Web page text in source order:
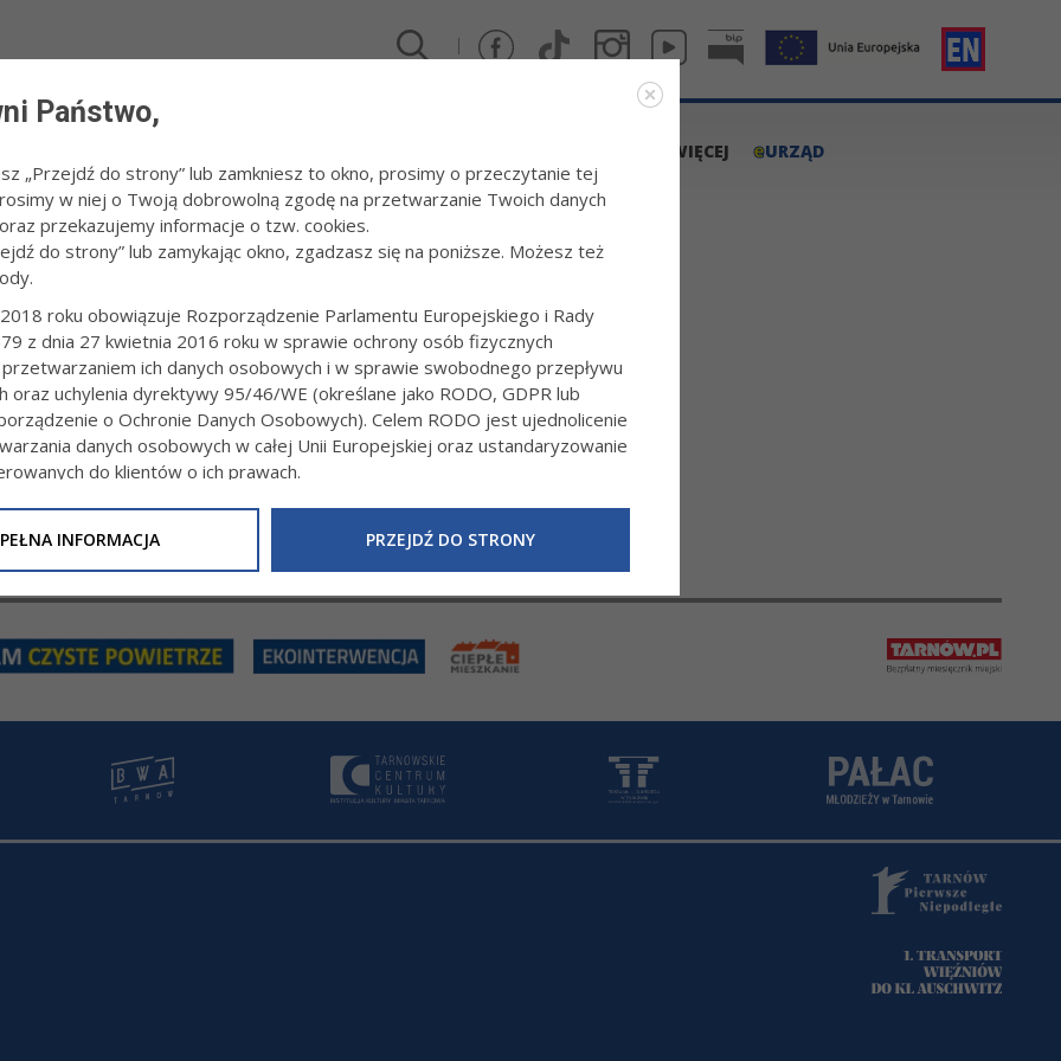
WIĘCEJ eURZĄD
LEKCJE
do zapoznania się z opisem usług na portalu gov.pl
Państwo,
„Przejdź do strony” lub zamkniesz to okno, prosimy o przeczytanie tej
w niej o Twoją dobrowolną zgodę na przetwarzanie Twoich danych
przekazujemy informacje o tzw. cookies.
do strony” lub zamykając okno, zgadzasz się na poniższe. Możesz też
roku obowiązuje Rozporządzenie Parlamentu Europejskiego i Rady
z dnia 27 kwietnia 2016 roku w sprawie ochrony osób fizycznych
ich danych osobowych i w sprawie swobodnego przepływu
oraz uchylenia dyrektywy 95/46/WE (określane jako RODO, GDPR lub
o Ochronie Danych Osobowych). Celem RODO jest ujednolicenie
danych osobowych w całej Unii Europejskiej oraz ustandaryzowanie
do klientów o ich prawach.
powyższym, w zakładceRODOna stroniehttps://www.tarnow.pl/Wiecej-
Polityka-Prywatnosci-RODO
, znajdziecie Państwo informacje dotyczące
PEŁNA INFORMACJA PRZEJDŹ DO STRONY